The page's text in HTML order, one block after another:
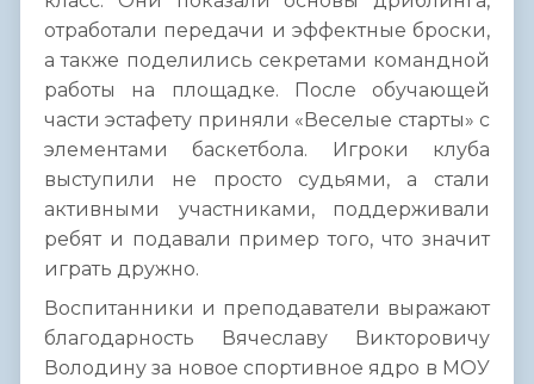
отработали передачи и эффектные броски,
а также поделились секретами командной
работы на площадке. После обучающей
части эстафету приняли «Веселые старты» с
элементами баскетбола. Игроки клуба
выступили не просто судьями, а стали
активными участниками, поддерживали
ребят и подавали пример того, что значит
играть дружно.
Воспитанники и преподаватели выражают
благодарность Вячеславу Викторовичу
Володину за новое спортивное ядро в МОУ